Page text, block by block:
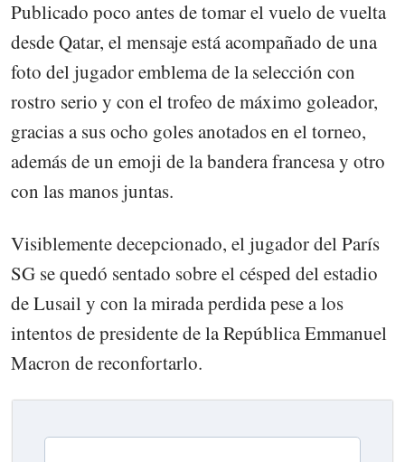
Publicado poco antes de tomar el vuelo de vuelta
desde Qatar, el mensaje está acompañado de una
foto del jugador emblema de la selección con
rostro serio y con el trofeo de máximo goleador,
gracias a sus ocho goles anotados en el torneo,
además de un emoji de la bandera francesa y otro
con las manos juntas.
Visiblemente decepcionado, el jugador del París
SG se quedó sentado sobre el césped del estadio
de Lusail y con la mirada perdida pese a los
intentos de presidente de la República Emmanuel
Macron de reconfortarlo.